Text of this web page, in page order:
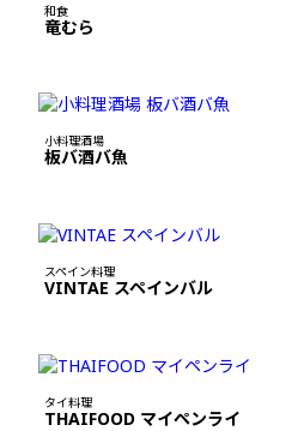
和食
竜むら
小料理酒場
板バ酒バ魚
スペイン料理
VINTAE スペインバル
タイ料理
THAIFOOD マイペンライ